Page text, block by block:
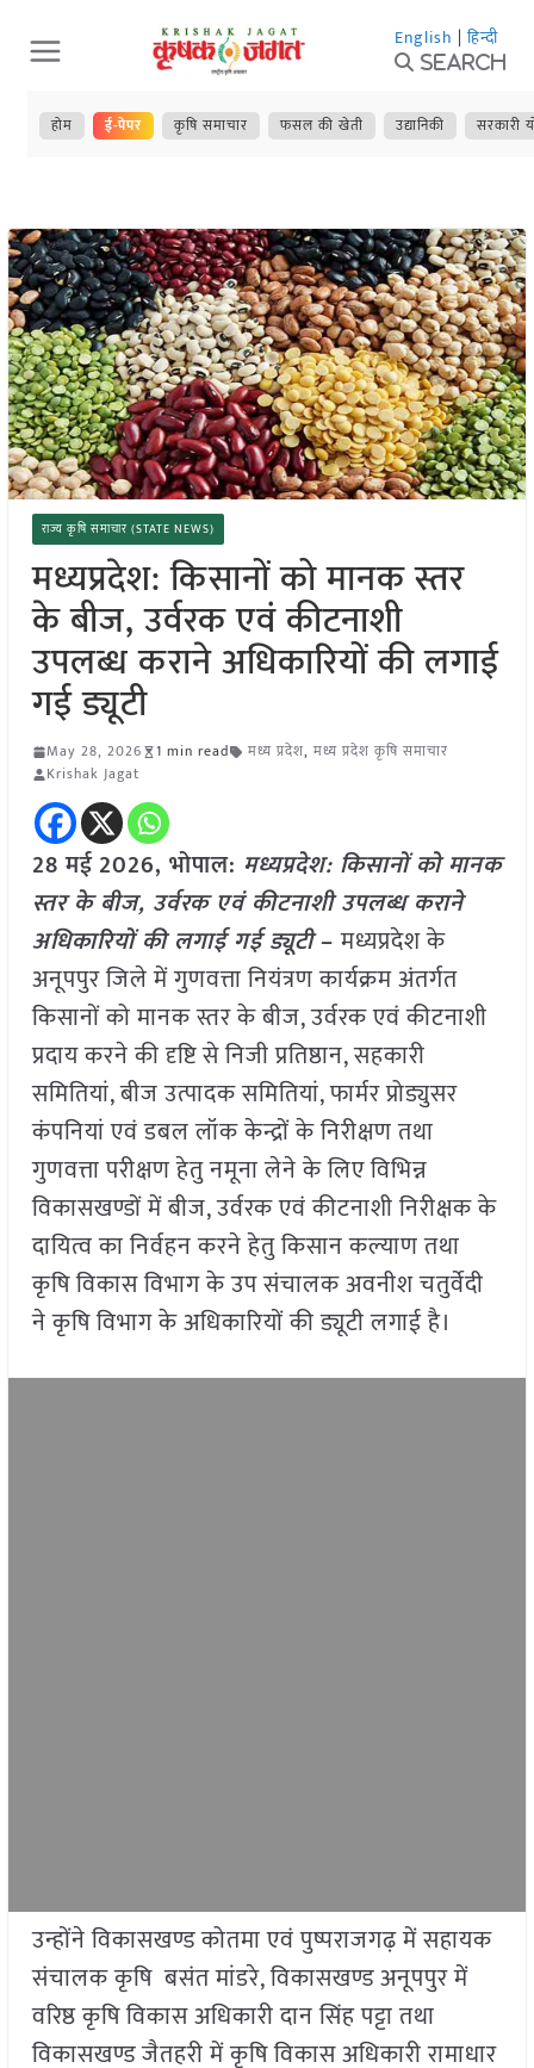
Skip
to
content
English | हिन्दी
Search
होम ई-पेपर कृषि समाचार फसल की खेती उद्यानिकी सरकारी
राज्य कृषि समाचार (STATE NEWS)
मध्यप्रदेश: किसानों को मानक स्तर
के बीज, उर्वरक एवं कीटनाशी
उपलब्ध कराने अधिकारियों की लगाई
गई ड्यूटी
May 28, 2026 1 min read मध्य प्रदेश, मध्य प्रदेश कृषि समाचार
Krishak Jagat
28 मई2026, भोपाल: मध्यप्रदेश: किसानों को मानक
स्तर के बीज, उर्वरक एवं कीटनाशी उपलब्ध कराने
अधिकारियों की लगाई गई ड्यूटी–मध्यप्रदेश के
अनूपपुर जिले में गुणवत्ता नियंत्रण कार्यक्रम अंतर्गत
किसानों को मानक स्तर के बीज, उर्वरक एवं कीटनाशी
प्रदाय करने की दृष्टि से निजी प्रतिष्ठान, सहकारी
समितियां, बीज उत्पादक समितियां, फार्मर प्रोड्युसर
कंपनियां एवं डबल लॉक केन्द्रों के निरीक्षण तथा
गुणवत्ता परीक्षण हेतु नमूना लेने के लिए विभिन्न
विकासखण्डों में बीज, उर्वरक एवं कीटनाशी निरीक्षक के
दायित्व का निर्वहन करने हेतु किसान कल्याण तथा
कृषि विकास विभाग के उप संचालक अवनीश चतुर्वेदी
ने कृषि विभाग के अधिकारियों की ड्यूटी लगाई है।
उन्होंने विकासखण्ड कोतमा एवं पुष्पराजगढ़ में सहायक
संचालक कृषि बसंत मांडरे, विकासखण्ड अनूपपुर में
वरिष्ठ कृषि विकास अधिकारी दान सिंह पट्टा तथा
विकासखण्ड जैतहरी में कृषि विकास अधिकारी रामाधार